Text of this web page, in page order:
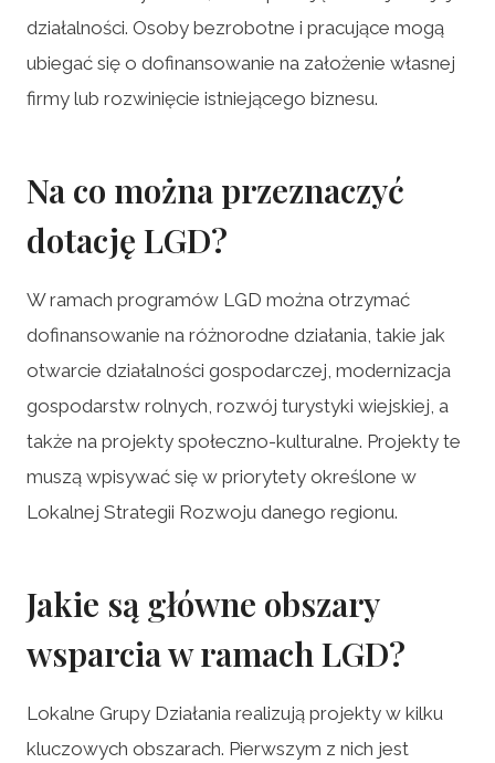
działalności. Osoby bezrobotne i pracujące mogą
ubiegać się o dofinansowanie na założenie własnej
firmy lub rozwinięcie istniejącego biznesu.
Na co można przeznaczyć
dotację LGD?
W ramach programów LGD można otrzymać
dofinansowanie na różnorodne działania, takie jak
otwarcie działalności gospodarczej, modernizacja
gospodarstw rolnych, rozwój turystyki wiejskiej, a
także na projekty społeczno-kulturalne. Projekty te
muszą wpisywać się w priorytety określone w
Lokalnej Strategii Rozwoju danego regionu.
Jakie są główne obszary
wsparcia w ramach LGD?
Lokalne Grupy Działania realizują projekty w kilku
kluczowych obszarach. Pierwszym z nich jest